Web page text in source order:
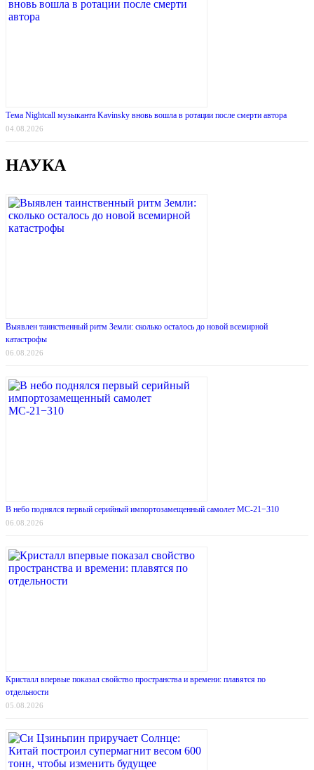
Тема Nightcall музыканта Kavinsky вновь вошла в ротации после смерти автора
04.08.2026
НАУКА
Выявлен таинственный ритм Земли: сколько осталось до новой всемирной
катастрофы
06.08.2026
В небо поднялся первый серийный импортозамещенный самолет МС-21−310
06.08.2026
Кристалл впервые показал свойство пространства и времени: плавятся по
отдельности
05.08.2026